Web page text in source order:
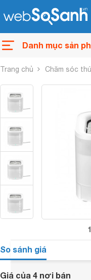
Danh mục sản
Trang chủ Chăm sóc
So sánh giá
Giá của 4 nơi bán